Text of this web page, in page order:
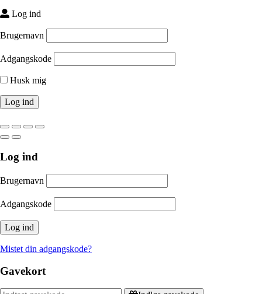
Log ind
Brugernavn
Adgangskode
Husk mig
Log ind
Brugernavn
Adgangskode
Mistet din adgangskode?
Gavekort